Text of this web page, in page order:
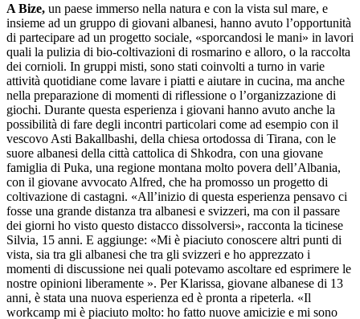
A Bize, un paese immerso nella natura e con la vista sul mare, e
insieme ad un gruppo di giovani albanesi, hanno avuto l’opportunità
di partecipare ad un progetto sociale, «sporcandosi le mani» in lavori
quali la pulizia di bio-coltivazioni di rosmarino e alloro, o la raccolta
dei cornioli. In gruppi misti, sono stati coinvolti a turno in varie
attività quotidiane come lavare i piatti e aiutare in cucina, ma anche
nella preparazione di momenti di riflessione o l’organizzazione di
giochi. Durante questa esperienza i giovani hanno avuto anche la
possibilità di fare degli incontri particolari come ad esempio con il
vescovo Asti Bakallbashi, della chiesa ortodossa di Tirana, con le
suore albanesi della città cattolica di Shkodra, con una giovane
famiglia di Puka, una regione montana molto povera dell’Albania,
con il giovane avvocato Alfred, che ha promosso un progetto di
coltivazione di castagni. «All’inizio di questa esperienza pensavo ci
fosse una grande distanza tra albanesi e svizzeri, ma con il passare
dei giorni ho visto questo distacco dissolversi», racconta la ticinese
Silvia, 15 anni. E aggiunge: «Mi è piaciuto conoscere altri punti di
vista, sia tra gli albanesi che tra gli svizzeri e ho apprezzato i
momenti di discussione nei quali potevamo ascoltare ed esprimere le
nostre opinioni liberamente ». Per Klarissa, giovane albanese di 13
anni, è stata una nuova esperienza ed è pronta a ripeterla. «Il
workcamp mi è piaciuto molto: ho fatto nuove amicizie e mi sono